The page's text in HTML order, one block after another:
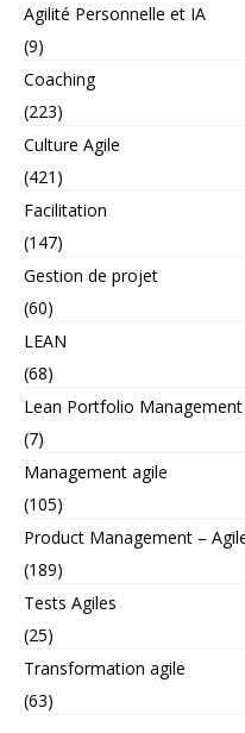
Agilité Personnelle et IA
(9)
Coaching
(223)
Culture Agile
(421)
Facilitation
(147)
Gestion de projet
(60)
LEAN
(68)
Lean Portfolio Management
(7)
Management agile
(105)
Product Management –
(189)
Tests Agiles
(25)
Transformation agile
(63)